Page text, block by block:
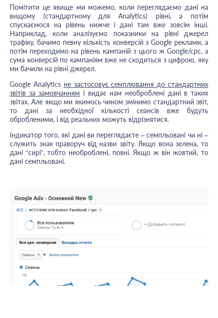
Помітити це явище ми можемо, коли переглядаємо дані на
вищому (стандартному для Analytics) рівні, а потім
спускаємося на рівень нижче і дані там вже зовсім інші.
Наприклад, коли аналізуємо показники на рівні джерел
трафіку, бачимо певну кількість конверсій з Google реклами, а
потім переходимо на рівень кампаній з цього ж Google/cpc, а
сума конверсій по кампаніям вже не сходиться з цифрою, яку
ми бачили на рівні джерел.
Google Analytics не застосовує семплювання до стандартних
звітів за замовчанням і видає нам необроблені дані в таких
звітах. Але якщо ми якимось чином змінимо стандартний звіт,
то дані за необхідної кількості сеансів вже будуть
обробленими, і від реальних можуть відрізнятися.
Індикатор того, які дані ви переглядаєте – семпльовані чи ні –
служить знак праворуч від назви звіту. Якщо вона зелена, то
дані “сирі”, тобто необроблені, повні. Якщо ж він жовтий, то
дані семпльовані.